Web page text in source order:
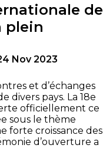
de
plein
Nov 2023
et d’échanges
divers pays. La 18e
officiellement ce
sous le thème
forte croissance des
d’ouverture a